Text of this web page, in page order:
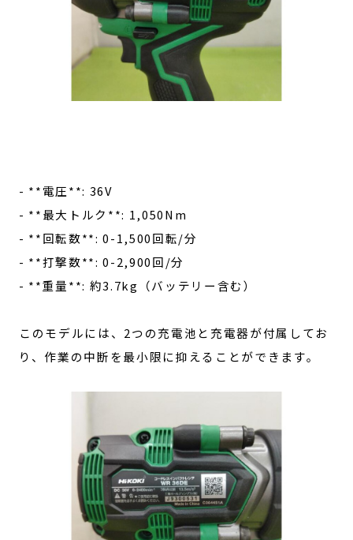
- **電圧**: 36V
- **最大トルク**: 1,050Nm
- **回転数**: 0-1,500回転/分
- **打撃数**: 0-2,900回/分
- **重量**: 約3.7kg（バッテリー含む）
このモデルには、2つの充電池と充電器が付属してお
り、作業の中断を最小限に抑えることができます。